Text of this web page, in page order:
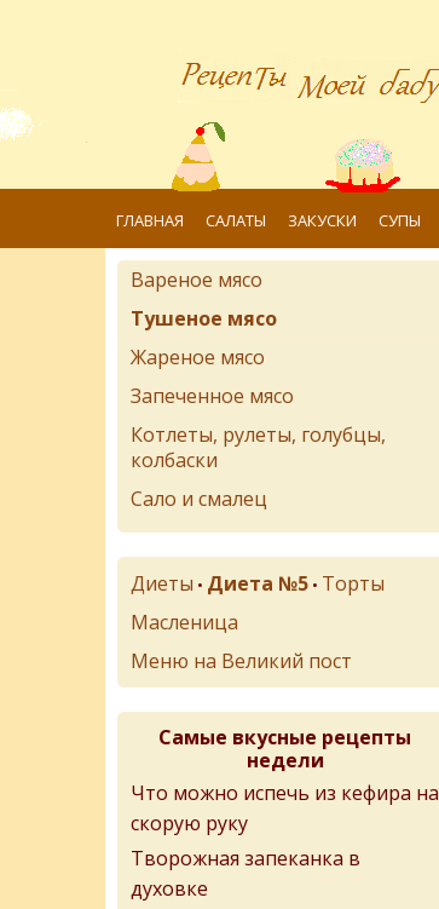
ГЛАВНАЯ САЛАТЫ ЗАКУСКИ СУПЫ
Вареное мясо
Тушеное мясо
Жареное мясо
Запеченное мясо
Котлеты, рулеты, голубцы,
колбаски
Сало и смалец
Диеты • Диета №5 • Торты
Масленица
Меню на Великий пост
Самые вкусные рецепты
недели
Что можно испечь из кефира на
скорую руку
Творожная запеканка в
духовке